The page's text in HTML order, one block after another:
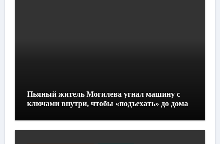
Пьяный житель Могилева угнал машину с
ключами внутри, чтобы «подъехать» до дома